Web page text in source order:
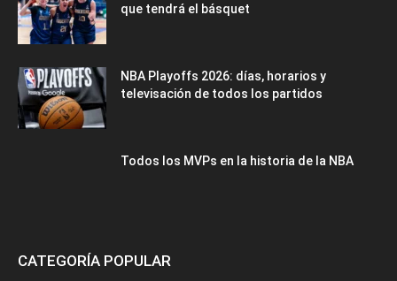
que tendrá el básquet
NBA Playoffs 2026: días, horarios y
televisación de todos los partidos
Todos los MVPs en la historia de la NBA
CATEGORÍA POPULAR